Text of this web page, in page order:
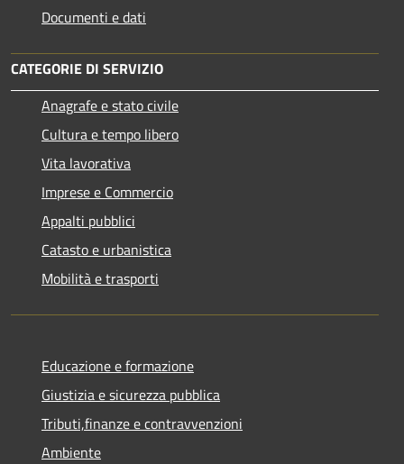
Documenti e dati
CATEGORIE DI SERVIZIO
Anagrafe e stato civile
Cultura e tempo libero
Vita lavorativa
Imprese e Commercio
Appalti pubblici
Catasto e urbanistica
Mobilità e trasporti
Educazione e formazione
Giustizia e sicurezza pubblica
Tributi,finanze e contravvenzioni
Ambiente